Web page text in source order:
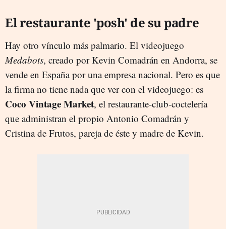
El restaurante 'posh' de su padre
Hay otro vínculo más palmario. El videojuego
Medabots, creado por Kevin Comadrán en Andorra, se
vende en España por una empresa nacional. Pero es que
la firma no tiene nada que ver con el videojuego: es
Coco Vintage Market, el restaurante-club-coctelería
que administran el propio Antonio Comadrán y
Cristina de Frutos, pareja de éste y madre de Kevin.